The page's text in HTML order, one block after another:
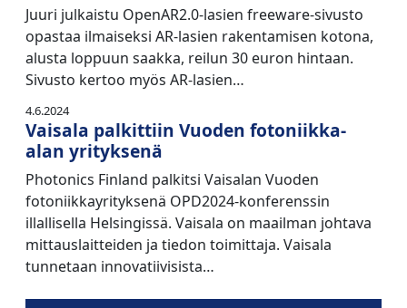
Juuri julkaistu OpenAR2.0-lasien freeware-sivusto
opastaa ilmaiseksi AR-lasien rakentamisen kotona,
alusta loppuun saakka, reilun 30 euron hintaan.
Sivusto kertoo myös AR-lasien…
4.6.2024
Vaisala palkittiin Vuoden fotoniikka-
alan yrityksenä
Photonics Finland palkitsi Vaisalan Vuoden
fotoniikkayrityksenä OPD2024-konferenssin
illallisella Helsingissä. Vaisala on maailman johtava
mittauslaitteiden ja tiedon toimittaja. Vaisala
tunnetaan innovatiivisista…